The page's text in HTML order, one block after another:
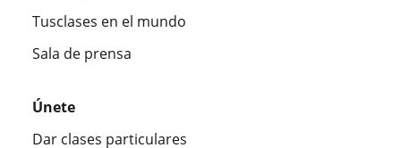
Tusclases en el mundo
Sala de prensa
Únete
Dar clases particulares